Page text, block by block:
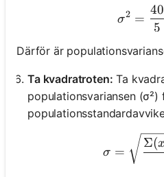
σ2 =
5
40
Därför är
Ta kvadratroten: Ta
populationsvariansen
σ =
Σ(